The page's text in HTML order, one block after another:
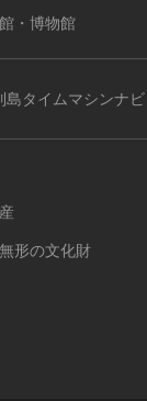
・博物館
島タイムマシンナビ
形の文化財